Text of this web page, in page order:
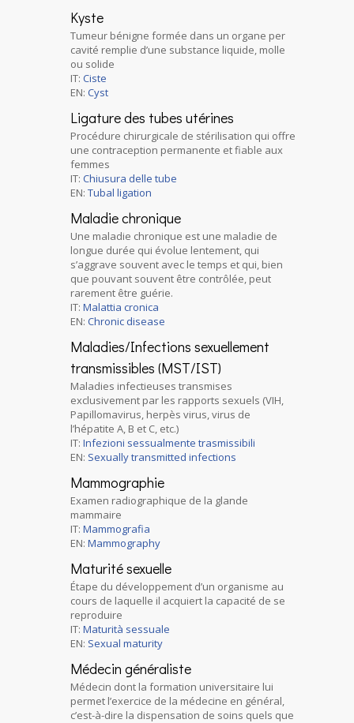
Kyste
Tumeur bénigne formée dans un organe per
cavité remplie d’une substance liquide, molle
ou solide
IT: Ciste
EN: Cyst
Ligature des tubes utérines
Procédure chirurgicale de stérilisation qui offre
une contraception permanente et fiable aux
femmes
IT: Chiusura delle tube
EN: Tubal ligation
Maladie chronique
Une maladie chronique est une maladie de
longue durée qui évolue lentement, qui
s’aggrave souvent avec le temps et qui, bien
que pouvant souvent être contrôlée, peut
rarement être guérie.
IT: Malattia cronica
EN: Chronic disease
Maladies/Infections sexuellement
transmissibles (MST/IST)
Maladies infectieuses transmises
exclusivement par les rapports sexuels (VIH,
Papillomavirus, herpès virus, virus de
l’hépatite A, B et C, etc.)
IT: Infezioni sessualmente trasmissibili
EN: Sexually transmitted infections
Mammographie
Examen radiographique de la glande
mammaire
IT: Mammografia
EN: Mammography
Maturité sexuelle
Étape du développement d’un organisme au
cours de laquelle il acquiert la capacité de se
reproduire
IT: Maturità sessuale
EN: Sexual maturity
Médecin généraliste
Médecin dont la formation universitaire lui
permet l’exercice de la médecine en général,
c’est-à-dire la dispensation de soins quels que